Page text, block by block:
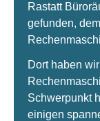
Rastatt
gefunden,
Dort haben
Schwerpunkt
einigen